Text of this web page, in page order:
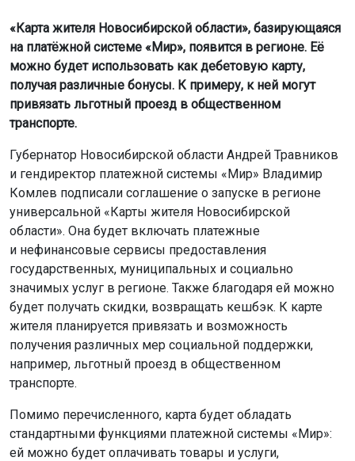
«Карта жителя Новосибирской области», базирующаяся
на платёжной системе «Мир», появится в регионе. Её
можно будет использовать как дебетовую карту,
получая различные бонусы. К примеру, к ней могут
привязать льготный проезд в общественном
транспорте.
Губернатор Новосибирской области Андрей Травников
и гендиректор платежной системы «Мир» Владимир
Комлев подписали соглашение о запуске в регионе
универсальной «Карты жителя Новосибирской
области». Она будет включать платежные
и нефинансовые сервисы предоставления
государственных, муниципальных и социально
значимых услуг в регионе. Также благодаря ей можно
будет получать скидки, возвращать кешбэк. К карте
жителя планируется привязать и возможность
получения различных мер социальной поддержки,
например, льготный проезд в общественном
транспорте.
Помимо перечисленного, карта будет обладать
стандартными функциями платежной системы «Мир»:
ей можно будет оплачивать товары и услуги,